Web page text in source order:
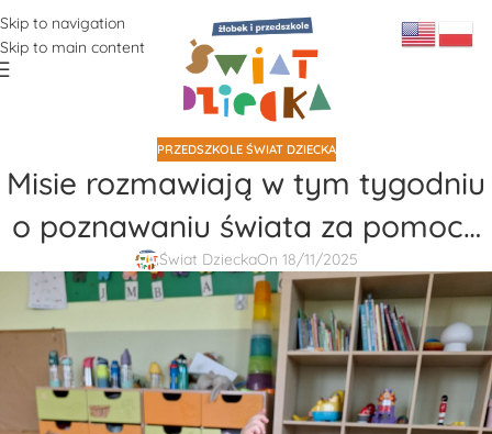
Skip to navigation
Skip to main content
PRZEDSZKOLE ŚWIAT DZIECKA
Misie rozmawiają w tym tygodniu
o poznawaniu świata za pomoc…
Świat DzieckaOn 18/11/2025